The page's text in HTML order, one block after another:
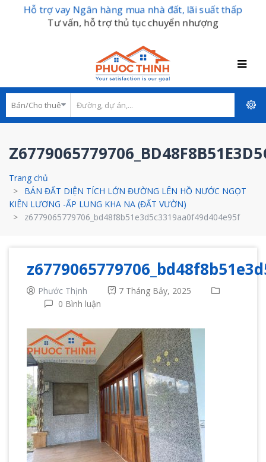
Hỗ trợ vay Ngân hàng mua nhà đất, lãi suất thấp
Tư vấn, hỗ trợ thủ tục chuyển nhượng
Trang chủ
BÁN ĐẤT DIỆN TÍCH LỚN ĐƯỜNG LÊN HỒ NƯỚC NGỌT
KIÊN LƯƠNG -ẤP LUNG KHA NA (ĐẤT VƯỜN)
z6779065779706_bd48f8b51e3d5c3319aa0f49d404e95f
Phước Thịnh
7 Tháng Bảy, 2025
0 Bình luận